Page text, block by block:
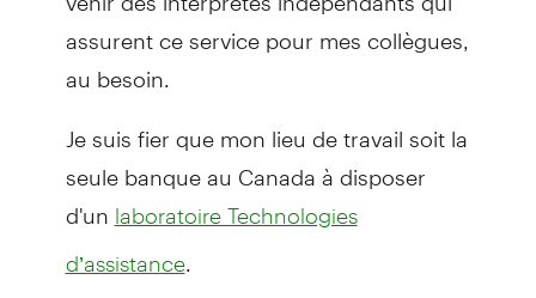
assurent ce service pour mes collègues,
au besoin.
Je suis fier que mon lieu de travail soit la
seule banque au Canada à disposer
d'un laboratoire Technologies
d’assistance.